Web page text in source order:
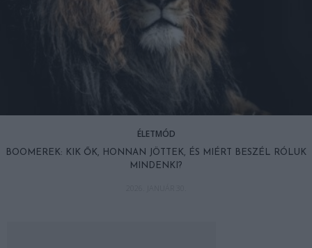
ÉLETMÓD
BOOMEREK: KIK ŐK, HONNAN JÖTTEK, ÉS MIÉRT BESZÉL RÓLUK
MINDENKI?